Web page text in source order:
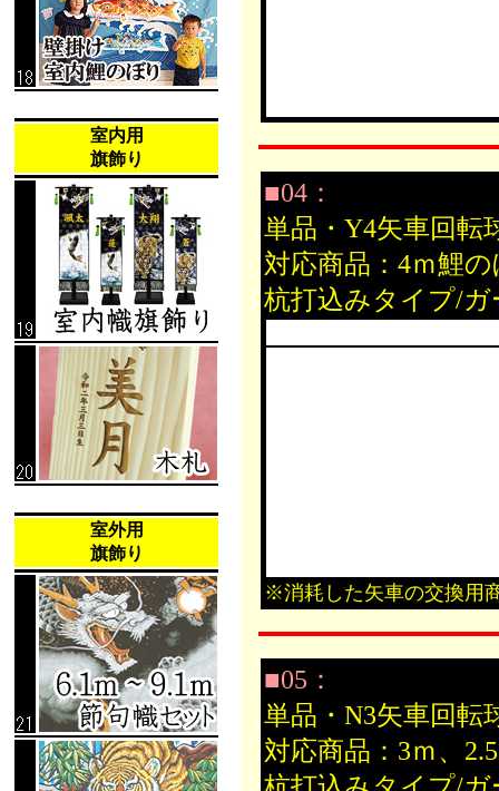
室内用
旗飾り
室外用
旗飾り
■04：
単品・Y4矢車回
対応商品：4ｍ鯉
杭打込みタイプ/
※消耗した矢車の交換用
■05：
単品・N3矢車回
対応商品：3ｍ、